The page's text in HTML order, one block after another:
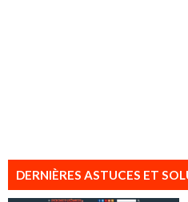
DERNIÈRES ASTUCES ET